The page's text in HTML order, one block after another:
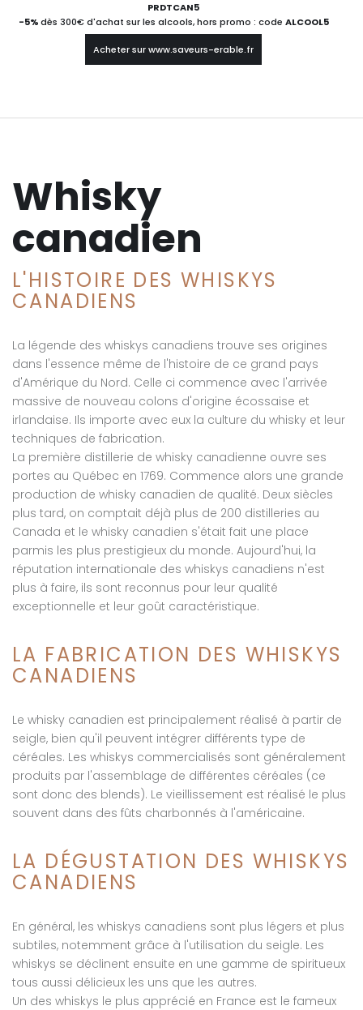
PRDTCAN5
-5%dès 300€ d'achat sur les alcools, hors promo : code ALCOOL5
Acheter sur www.saveurs-erable.fr
Whisky
canadien
L'HISTOIRE DES WHISKYS
CANADIENS
La légende des whiskys canadiens trouve ses origines
dans l'essence même de l'histoire de ce grand pays
d'Amérique du Nord. Celle ci commence avec l'arrivée
massive de nouveau colons d'origine écossaise et
irlandaise. Ils importe avec eux la culture du whisky et leur
techniques de fabrication.
La première distillerie de whisky canadienne ouvre ses
portes au Québec en 1769. Commence alors une grande
production de whisky canadien de qualité. Deux siècles
plus tard, on comptait déjà plus de 200 distilleries au
Canada et le whisky canadien s'était fait une place
parmis les plus prestigieux du monde. Aujourd'hui, la
réputation internationale des whiskys canadiens n'est
plus à faire, ils sont reconnus pour leur qualité
exceptionnelle et leur goût caractéristique.
LA FABRICATION DES WHISKYS
CANADIENS
Le whisky canadien est principalement réalisé à partir de
seigle, bien qu'il peuvent intégrer différents type de
céréales. Les whiskys commercialisés sont généralement
produits par l'assemblage de différentes céréales (ce
sont donc des blends). Le vieillissement est réalisé le plus
souvent dans des fûts charbonnés à l'américaine.
LA DÉGUSTATION DES WHISKYS
CANADIENS
En général, les whiskys canadiens sont plus légers et plus
subtiles, notemment grâce à l'utilisation du seigle. Les
whiskys se déclinent ensuite en une gamme de spiritueux
tous aussi délicieux les uns que les autres.
Un des whiskys le plus apprécié en France est le fameux